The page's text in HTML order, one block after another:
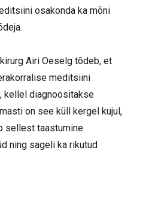
osakonda ka mõni
Airi Oeselg tõdeb, et
meditsiini
kellel diagnoositakse
on see küll kergel kujul,
sellest taastumine
ning sageli ka rikutud
viidata kõhunäärmepõletikule”